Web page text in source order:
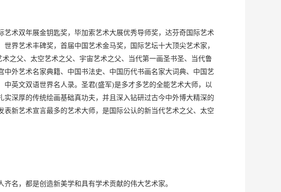
术双年展金钥匙奖，毕加索艺术大展优秀导师奖，达芬奇国际艺术
界艺术丰碑奖，首届中国艺术金马奖，国际艺坛十大顶尖艺术家，
之父、太空艺术之父、宇宙艺术之父、当代第一画圣书圣、当代鲁
外艺术名家典籍、中国书法史、中国历代书画名家大词典、中国艺
英文双语世界名人录。圣君(盛军)是多才多艺的全能艺术大师，以
深厚的传统绘画基础真功夫，并且深入钻研过古今中外博大精深的
新艺术宣言最多的艺术大师，是国际公认的新当代艺术之父、太空
名，都是创造新美学和具有学术贡献的伟大艺术家。